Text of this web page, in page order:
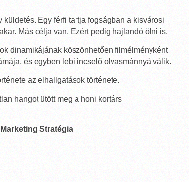
küldetés. Egy férfi tartja fogságban a kisvárosi
Más célja van. Ezért pedig hajlandó ölni is.
dinamikájának köszönhetően filmélményként
és egyben lebilincselő olvasmánnyá válik.
az elhallgatások története.
hangot ütött meg a honi kortárs
Stratégia